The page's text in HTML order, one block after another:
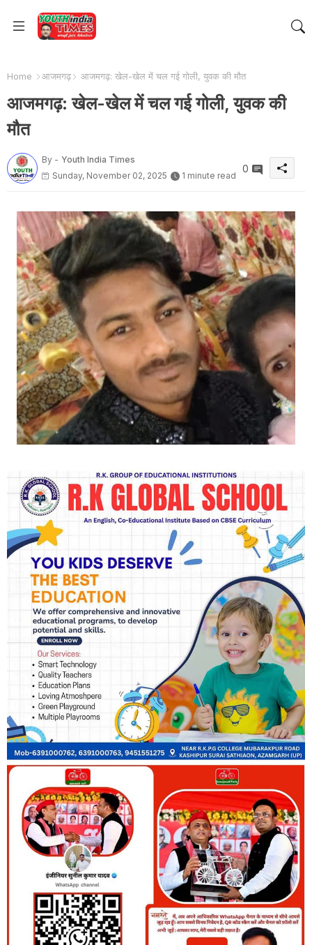
Home आजमगढ़ आजमगढ़: खेल-खेल में चल गई गोली, युवक की मौत
आजमगढ़: खेल-खेल में चल गई गोली, युवक की
मौत
By - Youth India Times
Sunday, November 02, 2025
1 minute read
0